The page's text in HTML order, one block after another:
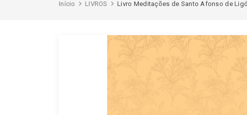
Início LIVROS Livro Meditações de Santo Afonso de